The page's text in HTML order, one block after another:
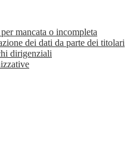
mancata o incompleta
dei dati da parte dei titolari
dirigenziali